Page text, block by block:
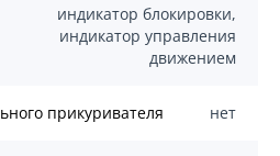
индикатор блокировки,
индикатор управления
движением
прикуривателя нет